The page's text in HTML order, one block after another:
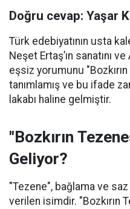
Doğru cevap: Yaşar
Türk edebiyatının usta
Neşet Ertaş’ın sanatını
eşsiz yorumunu
tanımlamış ve bu ifade
lakabı haline gelmiştir.
"Bozkırın
Geliyor?
"Tezene", bağlama ve
verilen isimdir. "Bozkırın